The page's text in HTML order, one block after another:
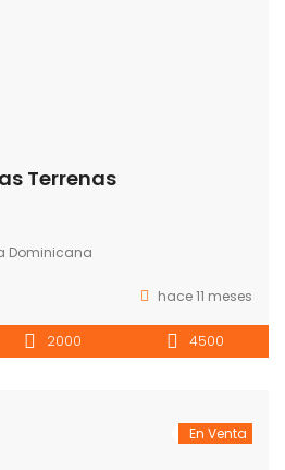
Terrenas
Dominicana
hace 11 meses
2000 4500
En Venta